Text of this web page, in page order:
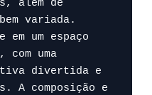
além de
variada.
em um espaço
uma
divertida e
A composição e